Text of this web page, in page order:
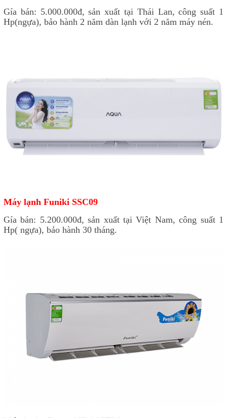
Gía bán: 5.000.000đ, sản xuất tại Thái Lan, công suất 1
Hp(ngựa), bảo hành 2 năm dàn lạnh với 2 năm máy nén.
Máy lạnh Funiki SSC09
Gía bán: 5.200.000đ, sản xuất tại Việt Nam, công suất 1
Hp( ngựa), bảo hành 30 tháng.